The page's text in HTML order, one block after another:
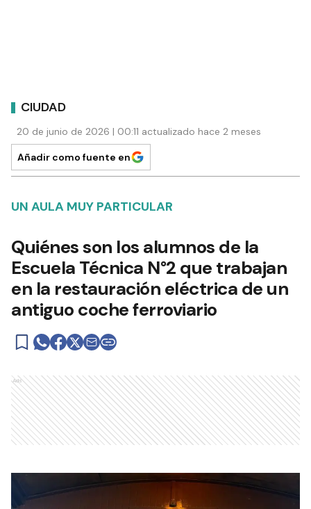
CIUDAD
20 de junio de 2026 | 00:11 actualizado hace 2 meses
Añadir como fuente en
UN AULA MUY PARTICULAR
Quiénes son los alumnos de la
Escuela Técnica N°2 que trabajan
en la restauración eléctrica de un
antiguo coche ferroviario
Ads